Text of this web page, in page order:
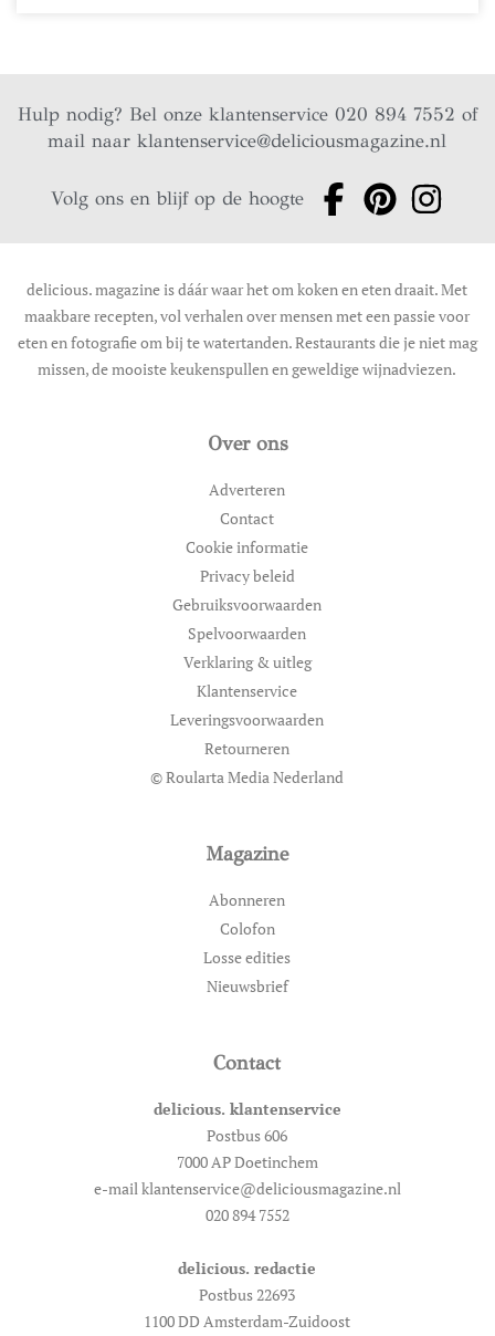
Hulp nodig? Bel onze klantenservice 020 894 7552 of
mail naarklantenservice@deliciousmagazine.nl
Volg ons en blijf op de hoogte
delicious. magazine is dáár waar het om koken en eten draait. Met
maakbare recepten, vol verhalen over mensen met een passie voor
eten en fotografie om bij te watertanden. Restaurants die je niet mag
missen, de mooiste keukenspullen en geweldige wijnadviezen.
Over ons
Adverteren
Contact
Cookie informatie
Privacy beleid
Gebruiksvoorwaarden
Spelvoorwaarden
Verklaring & uitleg
Klantenservice
Leveringsvoorwaarden
Retourneren
© Roularta Media Nederland
Magazine
Abonneren
Colofon
Losse edities
Nieuwsbrief
Contact
delicious. klantenservice
Postbus 606
7000 AP Doetinchem
e-mail klantenservice@deliciousmagazine.nl
020 894 7552
delicious. redactie
Postbus 22693
1100 DD Amsterdam-Zuidoost